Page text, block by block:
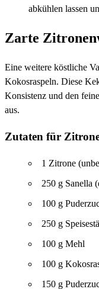
abkühlen lassen
Zarte
Eine weitere köstliche
Kokosraspeln. Diese
Konsistenz und den
aus.
Zutaten für
1 Zitrone
250 g Sanella
100 g
250 g
100 g Mehl
100 g
150 g